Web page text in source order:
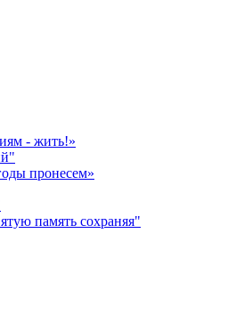
- жить!»
пронесем»
память сохраняя"